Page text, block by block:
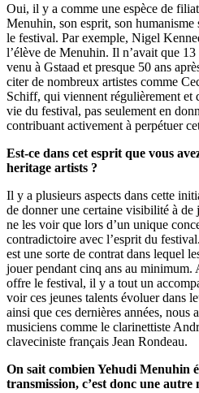
Oui, il y a comme une espèce de
Menuhin, son esprit, son humanisme
le festival. Par exemple, Nigel
l’élève de Menuhin. Il n’avait que
venu à Gstaad et presque 50 ans
citer de nombreux artistes comme
Schiff, qui viennent régulièrement et
vie du festival, pas seulement en
contribuant activement à perpétuer
Est-ce dans cet esprit que vous
heritage artists ?
Il y a plusieurs aspects dans cette
de donner une certaine visibilité à de
ne les voir que lors d’un unique
contradictoire avec l’esprit du
est une sorte de contrat dans lequel
jouer pendant cinq ans au
offre le festival, il y a tout un
voir ces jeunes talents évoluer dans
ainsi que ces dernières années, nous
musiciens comme le clarinettiste
claveciniste français Jean Rondeau.
On sait combien Yehudi Menuhin
transmission, c’est donc une